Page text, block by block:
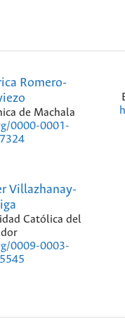
Romero-
de Machala
0000-0001-
Villazhanay-
Católica del
0009-0003-